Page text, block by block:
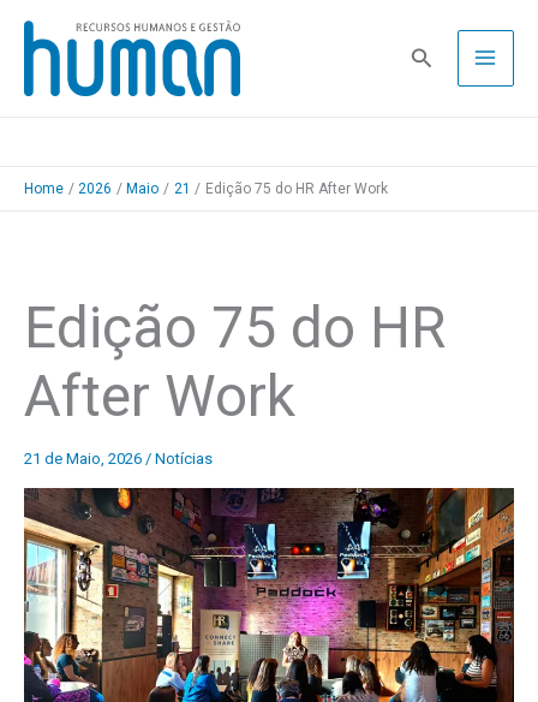
Skip
content
Pesquisa
Home 2026 Maio 21 Edição 75 do HR After Work
Edição 75 do HR
After Work
21 de Maio, 2026 / Notícias